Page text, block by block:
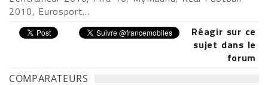
2010, Eurosport…
Réagir sur ce
sujet dans le
forum
COMPARATEURS